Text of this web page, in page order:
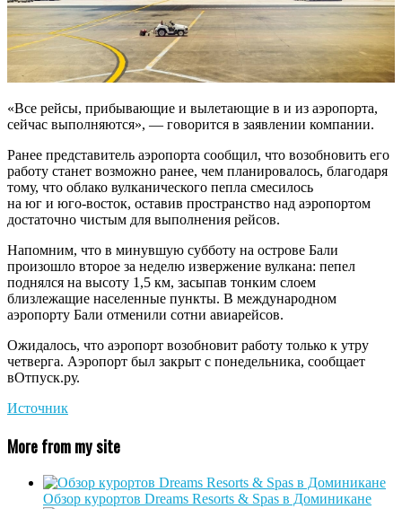
«Все рейсы, прибывающие и вылетающие в и из аэропорта,
сейчас выполняются», — говорится в заявлении компании.
Ранее представитель аэропорта сообщил, что возобновить его
работу станет возможно ранее, чем планировалось, благодаря
тому, что облако вулканического пепла смесилось
на юг и юго-восток, оставив пространство над аэропортом
достаточно чистым для выполнения рейсов.
Напомним, что в минувшую субботу на острове Бали
произошло второе за неделю извержение вулкана: пепел
поднялся на высоту 1,5 км, засыпав тонким слоем
близлежащие населенные пункты. В международном
аэропорту Бали отменили сотни авиарейсов.
Ожидалось, что аэропорт возобновит работу только к утру
четверга. Аэропорт был закрыт с понедельника, сообщает
вОтпуск.ру.
Источник
More from my site
Обзор курортов Dreams Resorts & Spas в Доминикане